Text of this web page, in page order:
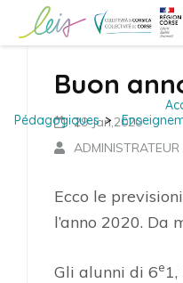
(Pressez
Entrée)
Pédagogiques >
Buon
29 Jan,2020
Ecco le
l’anno 2020. Da
Gli alunni di 6e1,